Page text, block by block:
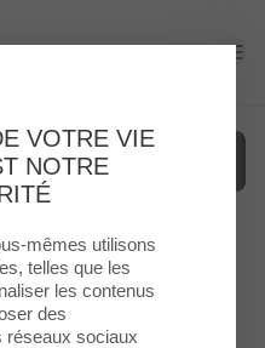
Des Cookies
l’utilisation
VOTRE VIE
NOTRE
mêmes utilisons
telles que les
les contenus
des
réseaux sociaux